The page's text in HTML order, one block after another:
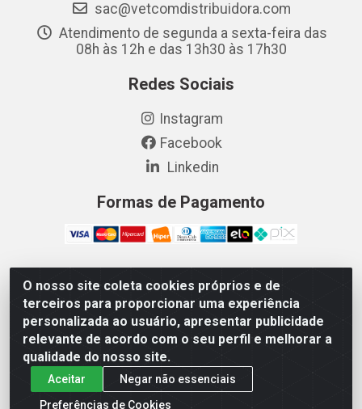
O nosso site coleta cookies próprios e de
terceiros para proporcionar uma experiência
personalizada ao usuário, apresentar publicidade
relevante de acordo com o seu perfil e melhorar a
qualidade do nosso site.
Aceitar
Negar não essenciais
Preferências de Cookies
sac@vetcomdistribuidora.com
Atendimento de segunda a sexta-feira das
08h às 12h e das 13h30 às 17h30
Redes Sociais
Instagram
Facebook
Linkedin
Formas de Pagamento
Vetcom Distribuidora de Rações LTDA - Rua Maximiano
Barreto, 1040 - Barroso, Fortaleza/CE - CEP 60.863-260
- CNPJ 26.133.872/0001-11